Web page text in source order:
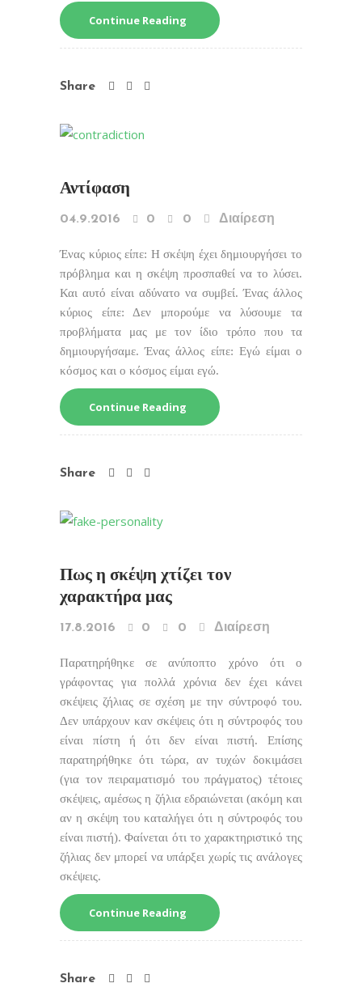
Continue Reading
Share
Αντίφαση
04.9.2016 0 0 Διαίρεση
Ένας κύριος είπε: Η σκέψη έχει δημιουργήσει το
πρόβλημα και η σκέψη προσπαθεί να το λύσει.
Και αυτό είναι αδύνατο να συμβεί. Ένας άλλος
κύριος είπε: Δεν μπορούμε να λύσουμε τα
προβλήματα μας με τον ίδιο τρόπο που τα
δημιουργήσαμε. Ένας άλλος είπε: Εγώ είμαι ο
κόσμος και ο κόσμος είμαι εγώ.
Continue Reading
Share
Πως η σκέψη χτίζει τον
χαρακτήρα μας
17.8.2016 0 0 Διαίρεση
Παρατηρήθηκε σε ανύποπτο χρόνο ότι ο
γράφοντας για πολλά χρόνια δεν έχει κάνει
σκέψεις ζήλιας σε σχέση με την σύντροφό του.
Δεν υπάρχουν καν σκέψεις ότι η σύντροφός του
είναι πίστη ή ότι δεν είναι πιστή. Επίσης
παρατηρήθηκε ότι τώρα, αν τυχών δοκιμάσει
(για τον πειραματισμό του πράγματος) τέτοιες
σκέψεις, αμέσως η ζήλια εδραιώνεται (ακόμη και
αν η σκέψη του καταλήγει ότι η σύντροφός του
είναι πιστή). Φαίνεται ότι το χαρακτηριστικό της
ζήλιας δεν μπορεί να υπάρξει χωρίς τις ανάλογες
σκέψεις.
Continue Reading
Share